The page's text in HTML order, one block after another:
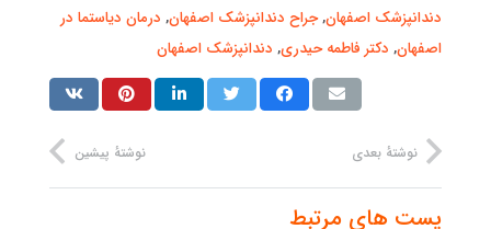
دندانپزشک اصفهان,جراح دندانپزشک اصفهان, درمان دیاستما در
اصفهان, دکتر فاطمه حیدری, دندانپزشک اصفهان
نوشتهٔ پیشین نوشتهٔ بعدی
پست های مرتبط